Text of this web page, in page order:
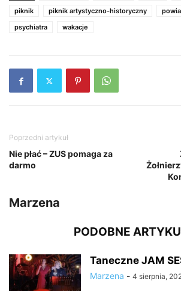
piknik
piknik artystyczno-historyczny
psychiatra
wakacje
Poprzedni artykuł
Nie płać – ZUS pomaga za
darmo
Marzena
PODOBNE
Taneczne JAM
Marzena - 4 sierpnia,